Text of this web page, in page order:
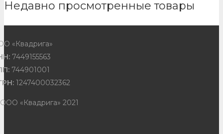
Недавно просмотренные товары
«Квадрига»
7449155563
744901001
1247400032362
«Квадрига» 2021